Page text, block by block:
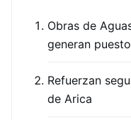
Obras de
generan
Refuerzan
de Arica